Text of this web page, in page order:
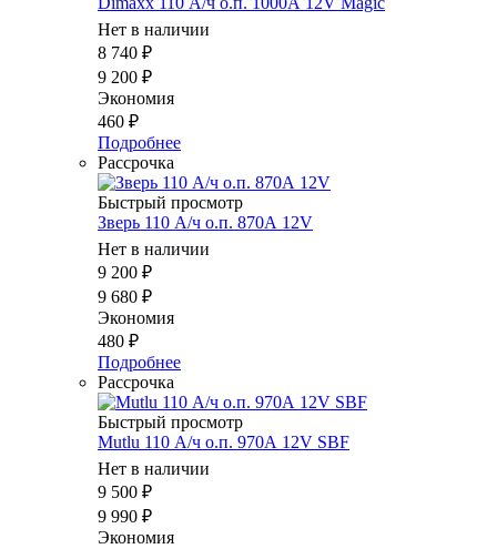
Нет в наличии
8 740 ₽
9 200 ₽
Экономия
460 ₽
Подробнее
Рассрочка
Быстрый просмотр
Зверь 110 А/ч о.п. 870А 12V
Нет в наличии
9 200 ₽
9 680 ₽
Экономия
480 ₽
Подробнее
Рассрочка
Быстрый просмотр
Mutlu 110 А/ч о.п. 970А 12V SBF
Нет в наличии
9 500 ₽
9 990 ₽
Экономия